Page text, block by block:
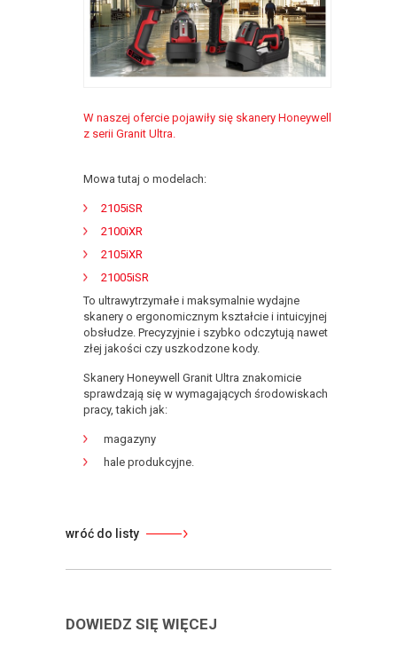
W naszej ofercie pojawiły się skanery Honeywell
z serii Granit Ultra.
Mowa tutaj o modelach:
2105iSR
2100iXR
2105iXR
21005iSR
To ultrawytrzymałe i maksymalnie wydajne
skanery o ergonomicznym kształcie i intuicyjnej
obsłudze. Precyzyjnie i szybko odczytują nawet
złej jakości czy uszkodzone kody.
Skanery Honeywell Granit Ultra znakomicie
sprawdzają się w wymagających środowiskach
pracy, takich jak:
magazyny
hale produkcyjne.
wróć do listy
DOWIEDZ SIĘ WIĘCEJ